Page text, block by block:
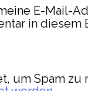
E-Mail-
in diesem
um Spam zu